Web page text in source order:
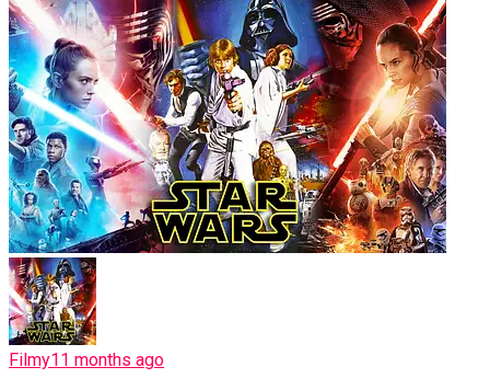
Filmy11 months ago